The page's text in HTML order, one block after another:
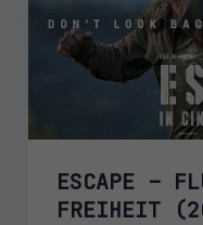
ESCAPE –
FREIHEIT